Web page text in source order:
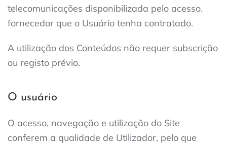
telecomunicações disponibilizada pelo acesso.
fornecedor que o Usuário tenha contratado.
A utilização dos Conteúdos não requer subscrição
ou registo prévio.
O usuário
O acesso, navegação e utilização do Site
conferem a qualidade de Utilizador, pelo que